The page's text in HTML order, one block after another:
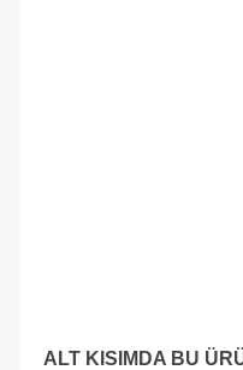
ALT KISIMDA BU